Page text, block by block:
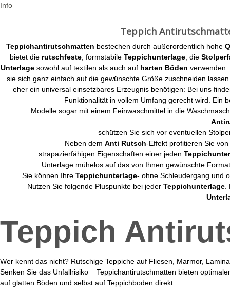
Info
Teppich
Teppichantirutschmatten bestechen durch außerordentlich hohe
bietet die rutschfeste, formstabile Teppichunterlage, die
Unterlagesowohl auf textilen als auch auf harten Böden verwenden.
sie sich ganz einfach auf die gewünschte Größe zuschneiden
eher ein universal einsetzbares Erzeugnis benötigen: Bei uns
Funktionalität in vollem Umfang gerecht wird. Ein
Modelle sogar mit einem Feinwaschmittel in die
schützen Sie sich vor eventuellen
Neben dem Anti Rutsch-Effekt profitieren Sie
strapazierfähigen Eigenschaften einer jeden
Unterlage mühelos auf das von Ihnen gewünschte
Sie können Ihre Teppichunterlage- ohne Schleudergang und
Nutzen Sie folgende Pluspunkte bei jeder Teppichunterlage.
Teppich
Wer kennt das nicht? Rutschige Teppiche auf Fliesen, Marmor,
Senken Sie das Unfallrisiko − Teppichantirutschmatten bieten
auf glatten Böden und selbst auf Teppichboden direkt.